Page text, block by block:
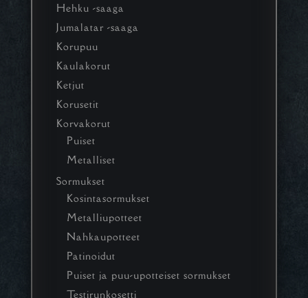
Hehku -saaga
Jumalatar -saaga
Korupuu
Kaulakorut
Ketjut
Korusetit
Korvakorut
Puiset
Metalliset
Sormukset
Kosintasormukset
Metalliupotteet
Nahkaupotteet
Patinoidut
Puiset ja puu-upotteiset sormukset
Testirunkosetti